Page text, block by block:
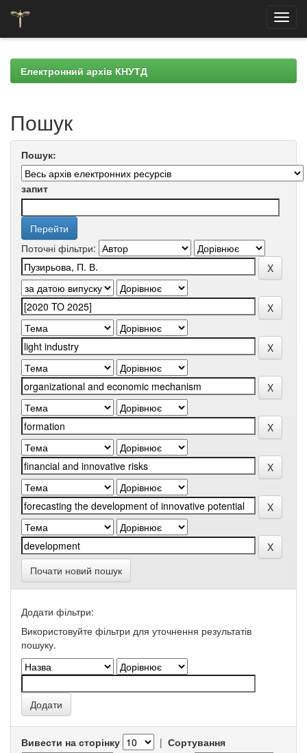
navigationЕлектронний архів КНУТД
Пошук
Пошук:
запит
Поточні фільтри:
Почати новий пошук
Додати фільтри:
Використовуйте фільтри для уточнення результатів
пошуку.
Вивести на сторінку | Сортування